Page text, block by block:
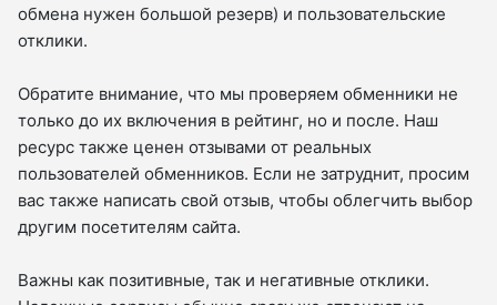
обмена нужен большой резерв) и пользовательские
отклики.
Обратите внимание, что мы проверяем обменники не
только до их включения в рейтинг, но и после. Наш
ресурс также ценен отзывами от реальных
пользователей обменников. Если не затруднит, просим
вас также написать свой отзыв, чтобы облегчить выбор
другим посетителям сайта.
Важны как позитивные, так и негативные отклики.